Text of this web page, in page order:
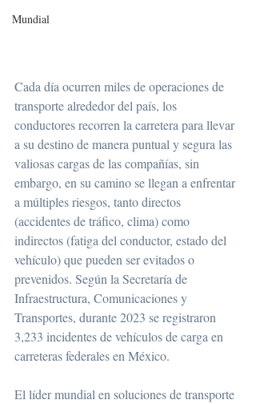
Mundial
Cada día ocurren miles de operaciones de
transporte alrededor del país, los
conductores recorren la carretera para llevar
a su destino de manera puntual y segura las
valiosas cargas de las compañías, sin
embargo, en su camino se llegan a enfrentar
a múltiples riesgos, tanto directos
(accidentes de tráfico, clima) como
indirectos (fatiga del conductor, estado del
vehículo) que pueden ser evitados o
prevenidos. Según la Secretaría de
Infraestructura, Comunicaciones y
Transportes, durante 2023 se registraron
3,233 incidentes de vehículos de carga en
carreteras federales en México.
El líder mundial en soluciones de transporte